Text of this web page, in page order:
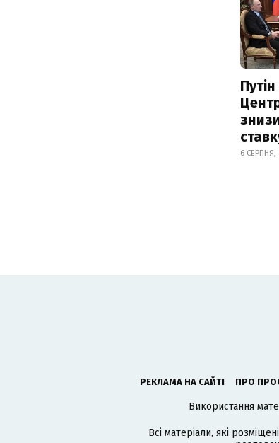
6 СЕРПНЯ,
РЕКЛАМА НА САЙТІ ПРО
Використання
Всі матеріали, які